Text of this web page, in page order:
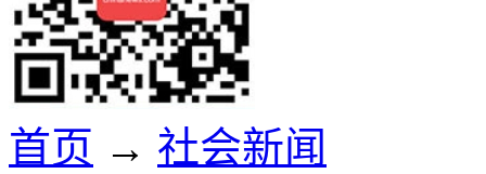
首页 → 社会新闻